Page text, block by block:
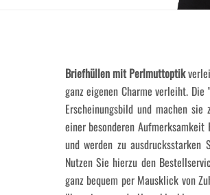
Briefhüllen mit Perlmuttoptik
ganz eigenen Charme verleiht.
Erscheinungsbild und machen
einer besonderen
und werden zu
Nutzen Sie hierzu den
ganz bequem per Mausklick von